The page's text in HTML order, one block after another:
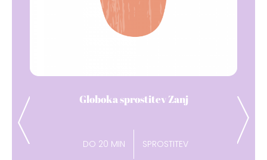
Previous
Dih pavza
DO 15 MIN ENERGIJA
Next